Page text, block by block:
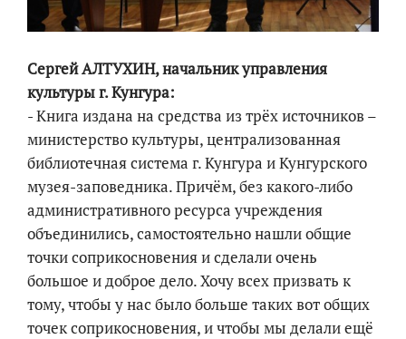
Сергей АЛТУХИН, начальник управления
культуры г. Кунгура:
- Книга издана на средства из трёх источников –
министерство культуры, централизованная
библиотечная система г. Кунгура и Кунгурского
музея-заповедника. Причём, без какого-либо
административного ресурса учреждения
объединились, самостоятельно нашли общие
точки соприкосновения и сделали очень
большое и доброе дело. Хочу всех призвать к
тому, чтобы у нас было больше таких вот общих
точек соприкосновения, и чтобы мы делали ещё